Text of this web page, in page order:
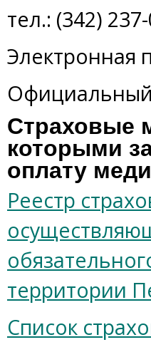
тел.: (342)
Электронная
Официальный
Страховые
которыми
оплату
Реестр
территории
Список